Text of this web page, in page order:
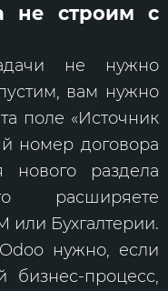
не строим с
не нужно
вам нужно
поле «Источник
номер договора
нового раздела
расширяете
или Бухгалтерии.
нужно, если
бизнес-процесс,